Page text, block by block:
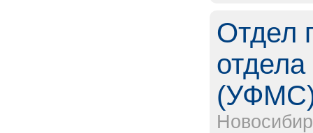
Отдел